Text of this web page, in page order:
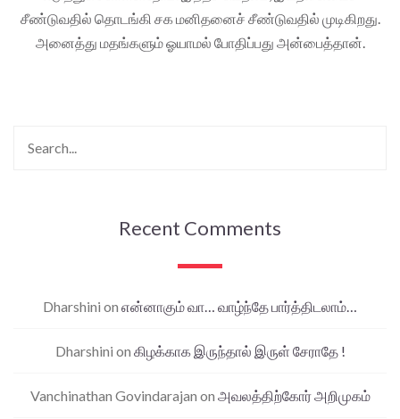
சீண்டுவதில் தொடங்கி சக மனிதனைச் சீண்டுவதில் முடிகிறது.
அனைத்து மதங்களும் ஓயாமல் போதிப்பது அன்பைத்தான்.
Recent Comments
Dharshini on என்னாகும் வா… வாழ்ந்தே பார்த்திடலாம்…
Dharshini on கிழக்காக இருந்தால் இருள் சேராதே !
Vanchinathan Govindarajan on அவலத்திற்கோர் அறிமுகம்